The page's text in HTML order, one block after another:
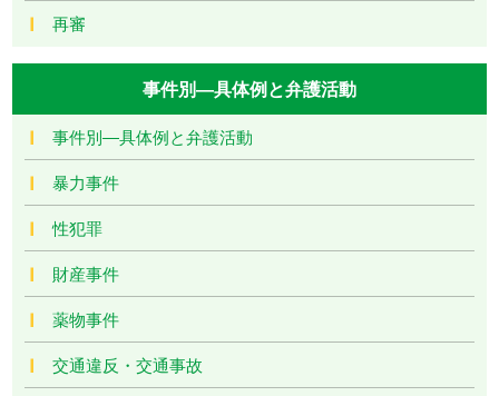
再審
事件別―具体例と弁護活動
事件別―具体例と弁護活動
暴力事件
性犯罪
財産事件
薬物事件
交通違反・交通事故